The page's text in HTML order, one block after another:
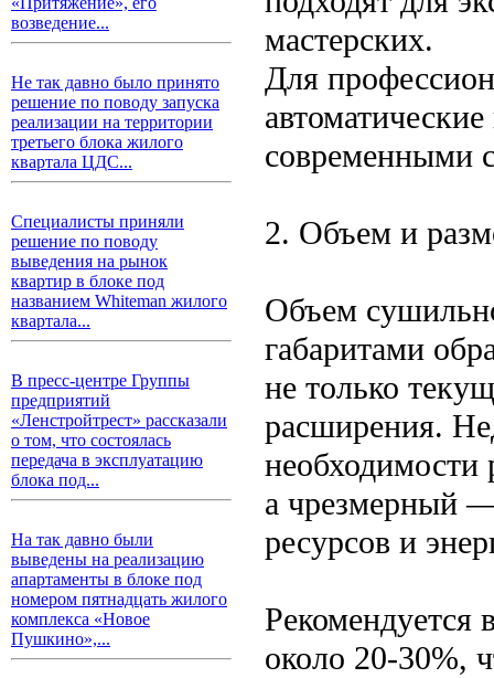
возведение...
Не так давно было принято
решение по поводу запуска
реализации на территории
третьего блока жилого
квартала ЦДС...
Специалисты приняли
решение по поводу
выведения на рынок
квартир в блоке под
названием Whiteman жилого
квартала...
В пресс-центре Группы
предприятий
«Ленстройтрест» рассказали
о том, что состоялась
передача в эксплуатацию
блока под...
На так давно были
выведены на реализацию
апартаменты в блоке под
номером пятнадцать жилого
комплекса «Новое
Пушкино»,...
мастерских.
Для
современными
2. Объем и
Объем
габаритами
не только
расширения.
необходимости
а чрезмерный
ресурсов и
Рекомендуется
около 20-30%,